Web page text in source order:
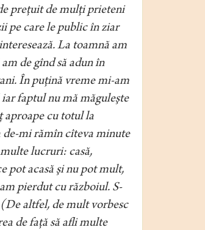
preţuit de mulţi prieteni
pe care le public în ziar
La toamnă am
de gînd să adun în
În puţină vreme mi-am
faptul nu mă măguleşte
aproape cu totul la
mi rămîn cîteva minute
lucruri: casă,
pot acasă şi nu pot mult,
pierdut cu războiul. S-
altfel, de mult vorbesc
de faţă să afli multe